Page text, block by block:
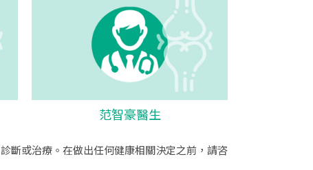
范智豪醫生
斷或治療。在做出任何健康相關決定之前，請咨